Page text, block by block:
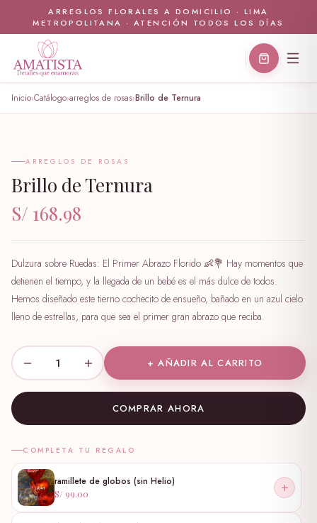
ARREGLOS FLORALES A DOMICILIO · LIMA
METROPOLITANA · ATENCIÓN TODOS LOS DÍAS
Inicio›Catálogo›arreglos de rosas›Brillo de Ternura
ARREGLOS DE ROSAS
Brillo de Ternura
S/ 168.98
Dulzura sobre Ruedas: El Primer Abrazo Florido 👶💐 Hay momentos que
detienen el tiempo, y la llegada de un bebé es el más dulce de todos.
Hemos diseñado este tierno cochecito de ensueño, bañado en un azul cielo
lleno de estrellas, para que sea el primer gran abrazo que reciba.
1 + AÑADIR AL CARRITO
COMPRAR AHORA
COMPLETA TU REGALO
ramillete de globos (sin Helio)
S/ 99.00